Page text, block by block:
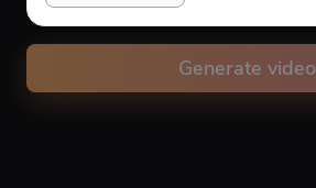
Generate video